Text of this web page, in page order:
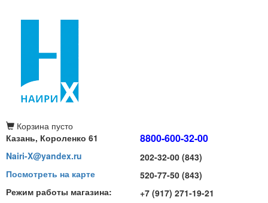
Корзина пусто
Казань, Короленко 61
Nairi-X@yandex.ru
Посмотреть на карте
Режим работы магазина:
8800-600-32-00
202-32-00 (843)
520-77-50 (843)
+7 (917) 271-19-21